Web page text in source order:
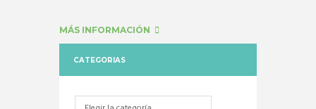
MÁS INFORMACIÓN
CATEGORIAS
Categorias